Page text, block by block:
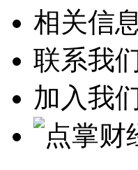
相关信
联系我
加入我